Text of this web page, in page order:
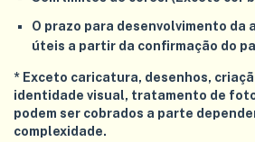
O prazo para desenvolvimento da
úteis a partir da confirmação do
* Exceto caricatura, desenhos,
identidade visual, tratamento de
podem ser cobrados a parte
complexidade.